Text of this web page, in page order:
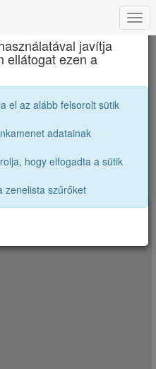
Főgimnázium
barátok
javítja
ellátogat ezen a
el az alább felsorolt sütik
adatainak
hogy elfogadta a sütik
zenelista szűrőket